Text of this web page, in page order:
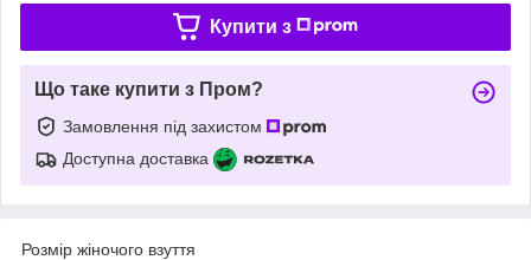
Купити з
Що таке купити з Пром?
Замовлення під захистом
Доступна доставка
Розмір жіночого взуття